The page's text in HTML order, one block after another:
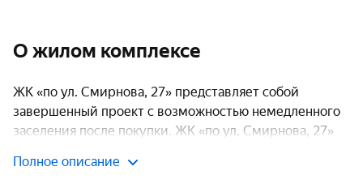
О жилом комплексе
ЖК «по ул. Смирнова, 27» представляет собой
завершенный проект с возможностью немедленного
заселения после покупки. ЖК «по ул. Смирнова, 27»
ориентированные на ценителей комфортного
Полное описание